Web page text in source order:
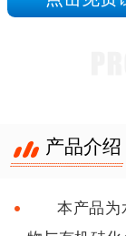
产品介绍
本产品为